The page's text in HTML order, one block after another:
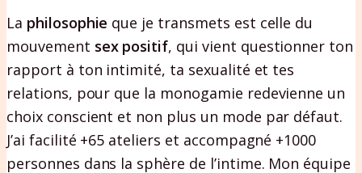
La philosophie que je transmets est celle du
mouvement sex positif, qui vient questionner ton
rapport à ton intimité, ta sexualité et tes
relations, pour que la monogamie redevienne un
choix conscient et non plus un mode par défaut.
J’ai facilité +65 ateliers et accompagné +1000
personnes dans la sphère de l’intime. Mon équipe